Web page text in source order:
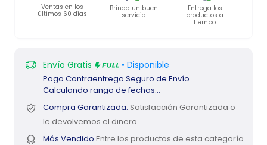
Ventas en los
últimos 60 días
Brinda un buen
servicio
Entrega los
productos a
tiempo
Envío Gratis • Disponible
Pago Contraentrega Seguro de Envío
Calculando rango de fechas...
Compra Garantizada. Satisfacción Garantizada o
le devolvemos el dinero
Más Vendido Entre los productos de esta categoría